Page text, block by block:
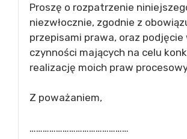
Proszę o rozpatrzenie
niezwłocznie, zgodnie z
przepisami prawa, oraz podjęcie
czynności mających na celu
realizację moich praw
Z poważaniem,
………………………………………